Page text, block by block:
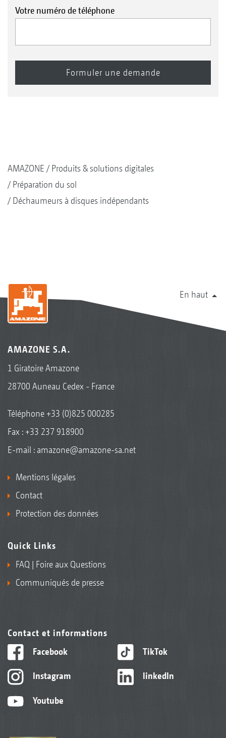
Votre numéro de téléphone
AMAZONE
Produits & solutions digitales
Préparation du sol
Déchaumeurs à disques indépendants
En haut
AMAZONE S.A.
1 Giratoire Amazone
28700 Auneau Cedex - France
Téléphone+33 (0)825 000285
Fax : +33 237 918900
E-mail : amazone@amazone-sa.net
Mentions légales
Contact
Protection des données
Quick Links
FAQ | Foire aux Questions
Communiqués de presse
Contact et informations
Facebook
Instagram
Youtube
TikTok
linkedIn